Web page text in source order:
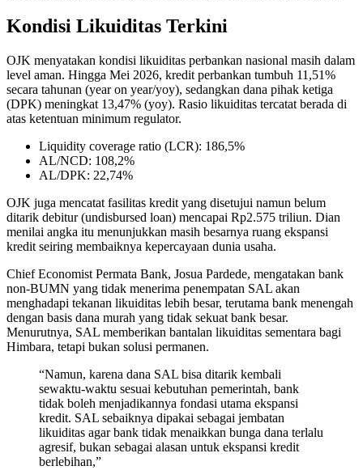
Kondisi Likuiditas Terkini
OJK menyatakan kondisi likuiditas perbankan nasional masih dalam
level aman. Hingga Mei 2026, kredit perbankan tumbuh 11,51%
secara tahunan (year on year/yoy), sedangkan dana pihak ketiga
(DPK) meningkat 13,47% (yoy). Rasio likuiditas tercatat berada di
atas ketentuan minimum regulator.
Liquidity coverage ratio (LCR): 186,5%
AL/NCD: 108,2%
AL/DPK: 22,74%
OJK juga mencatat fasilitas kredit yang disetujui namun belum
ditarik debitur (undisbursed loan) mencapai Rp2.575 triliun. Dian
menilai angka itu menunjukkan masih besarnya ruang ekspansi
kredit seiring membaiknya kepercayaan dunia usaha.
Chief Economist Permata Bank, Josua Pardede, mengatakan bank
non-BUMN yang tidak menerima penempatan SAL akan
menghadapi tekanan likuiditas lebih besar, terutama bank menengah
dengan basis dana murah yang tidak sekuat bank besar.
Menurutnya, SAL memberikan bantalan likuiditas sementara bagi
Himbara, tetapi bukan solusi permanen.
“Namun, karena dana SAL bisa ditarik kembali
sewaktu-waktu sesuai kebutuhan pemerintah, bank
tidak boleh menjadikannya fondasi utama ekspansi
kredit. SAL sebaiknya dipakai sebagai jembatan
likuiditas agar bank tidak menaikkan bunga dana terlalu
agresif, bukan sebagai alasan untuk ekspansi kredit
berlebihan,”